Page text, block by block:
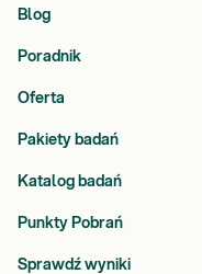
Blog
Poradnik
Oferta
Pakiety badań
Katalog badań
Punkty Pobrań
Sprawdź wyniki